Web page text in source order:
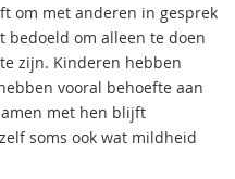
om met anderen in gesprek
bedoeld om alleen te doen
zijn. Kinderen hebben
vooral behoefte aan
met hen blijft
soms ook wat mildheid